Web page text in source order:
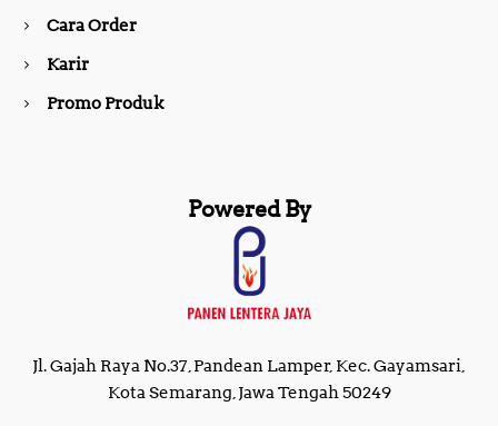
Cara Order
Karir
Promo Produk
Powered By
Jl. Gajah Raya No.37, Pandean Lamper, Kec. Gayamsari,
Kota Semarang, Jawa Tengah 50249